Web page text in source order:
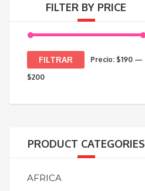
FILTER BY PRICE
Precio
mínimo
Precio
máximo
FILTRAR Precio: $190—
$200
PRODUCT CATEGORIES
AFRICA